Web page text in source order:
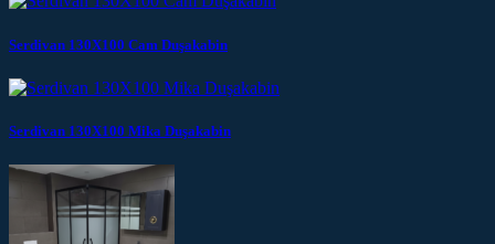
Serdivan 130X100 Cam Duşakabin
Serdivan 130X100 Mika Duşakabin